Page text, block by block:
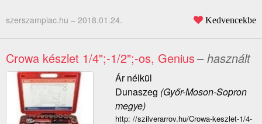
szerszampiac.hu – 2018.01.24. Kedvencekbe
Crowa készlet 1/4";-1/2";-os, Genius– használt
Ár nélkül
Dunaszeg (Győr-Moson-Sopron
megye)
http: //szilverarrov.hu/Crowa-keszlet-1/4-